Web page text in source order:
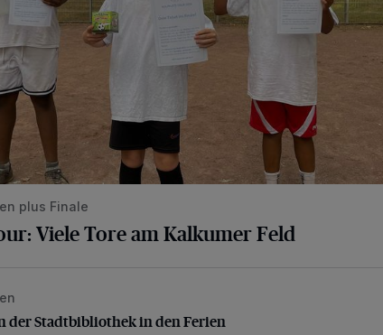
plus Finale
Viele Tore am Kalkumer Feld
Stadtbibliothek in den Ferien
der Stadtbibliothek in den Ferien